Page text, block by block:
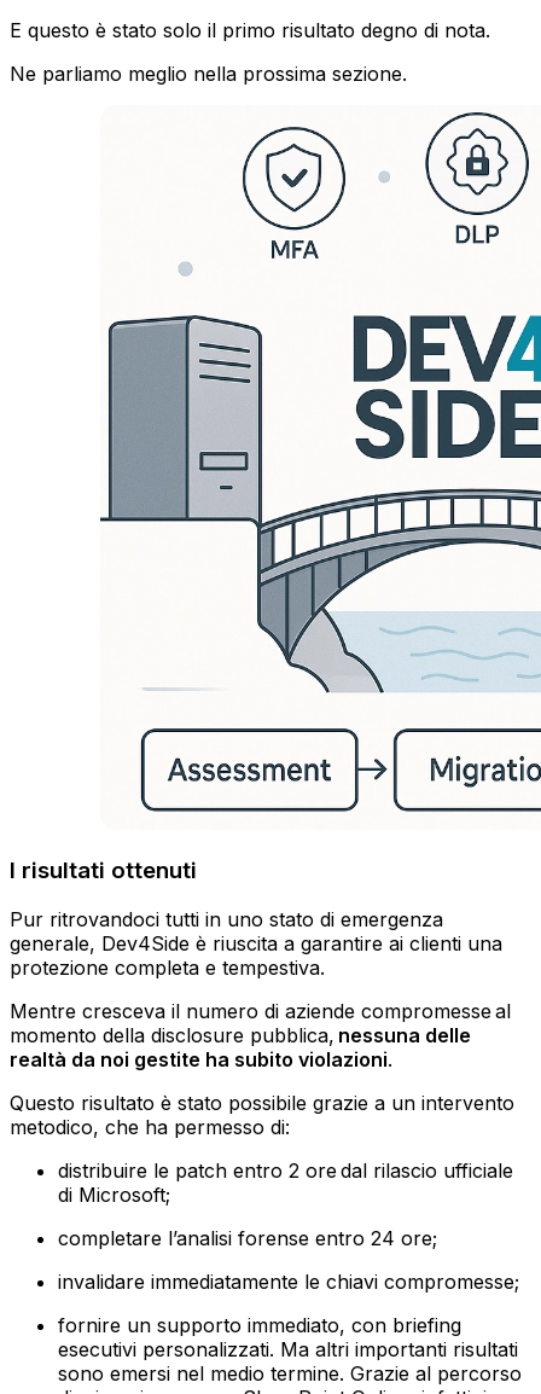
E questo è stato solo il primo risultato degno di nota.
Ne parliamo meglio nella prossima sezione.
I risultati ottenuti
Pur ritrovandoci tutti in uno stato di emergenza
generale, Dev4Side è riuscita a garantire ai clienti una
protezione completa e tempestiva.
Mentre cresceva il numero di aziende compromesse al
momento della disclosure pubblica, nessuna delle
realtà da noi gestite ha subito violazioni.
Questo risultato è stato possibile grazie a un intervento
metodico, che ha permesso di:
distribuire le patch entro 2 ore dal rilascio ufficiale
di Microsoft;
completare l’analisi forense entro 24 ore;
invalidare immediatamente le chiavi compromesse;
fornire un supporto immediato, con briefing
esecutivi personalizzati.‍ Ma altri importanti risultati
sono emersi nel medio termine. Grazie al percorso